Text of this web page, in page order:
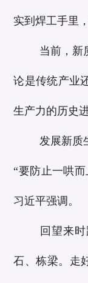
实到焊工手里
当前，新
论是传统产业
生产力的历史
发展新质
“要防止一哄
习近平强调。
回望来
石、栋梁。走